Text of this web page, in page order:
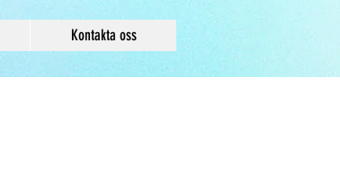
Kontakta oss